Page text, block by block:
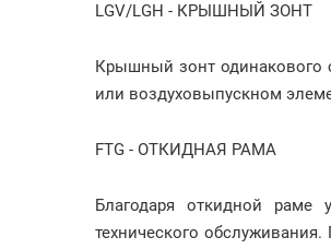
LGV/LGH - КРЫШНЫЙ ЗОНТ
Крышный зонт одинакового
или воздуховыпускном
FTG - ОТКИДНАЯ РАМА
Благодаря откидной раме
технического